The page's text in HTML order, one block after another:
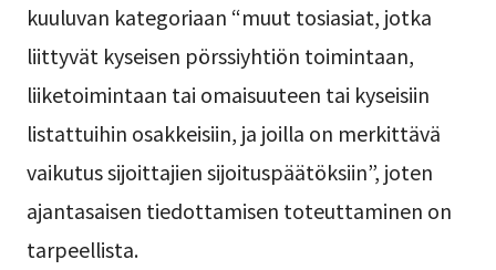
kuuluvan kategoriaan “muut tosiasiat, jotka
liittyvät kyseisen pörssiyhtiön toimintaan,
liiketoimintaan tai omaisuuteen tai kyseisiin
listattuihin osakkeisiin, ja joilla on merkittävä
vaikutus sijoittajien sijoituspäätöksiin”, joten
ajantasaisen tiedottamisen toteuttaminen on
tarpeellista.